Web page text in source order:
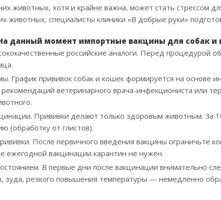
животных, хотя и крайне важна, может стать стрессом
животных, специалисты клиники «В добрые руки»
данный момент импортные вакцины для собак и
российские аналоги. Перед процедурой
График прививок собак и кошек формируется на основе
ветеринарного врача-инфекциониста или
Прививки делают только здоровым животным.
(обработку от глистов).
После первичного введения вакцины ограничьте
ежегодной вакцинации карантин не нужен.
В первые дни после вакцинации внимательно
зуда, резкого повышения температуры — немедленно